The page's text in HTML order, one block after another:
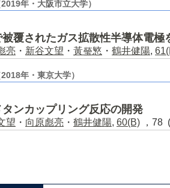
年・大阪市立大学）
覆されたガス拡散性半導体電
亮 ・ 新谷文望 ・ 黃瑩慜 ・ 鶴井健陽,
年・東京大学）
ンカップリング反応の開発
望 ・ 向原彪亮 ・ 鶴井健陽, 60(B) ，78